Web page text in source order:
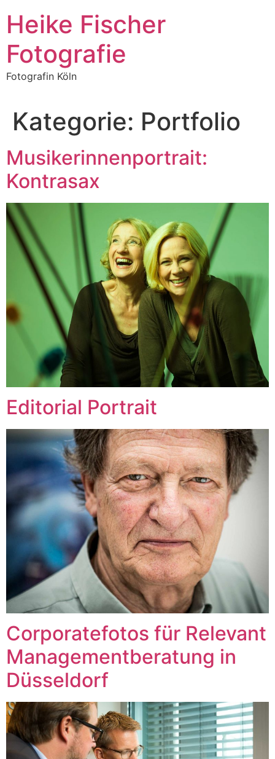
Inhalt
springen
Heike Fischer
Fotografie
Fotografin Köln
Kategorie: Portfolio
Musikerinnenportrait:
Kontrasax
Editorial Portrait
Corporatefotos für Relevant
Managementberatung in
Düsseldorf